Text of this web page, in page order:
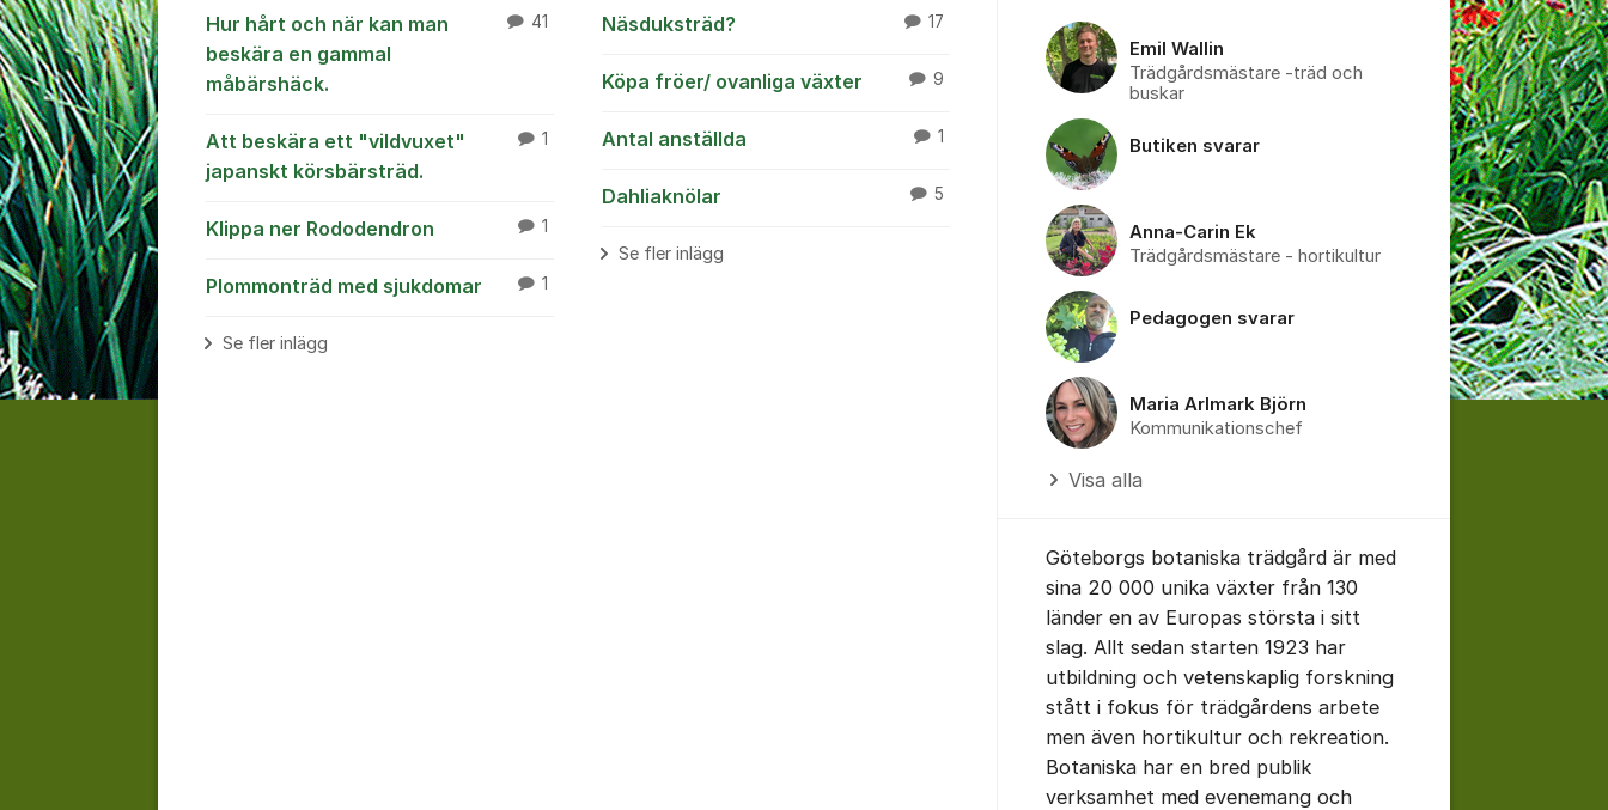
Hur hårt och när kan man
beskära en gammal
måbärshäck.
41
Att beskära ett "vildvuxet"
japanskt körsbärsträd.
1
Klippa ner Rododendron 1
Plommonträd med sjukdomar 1
Se fler inlägg
Näsduksträd? 17
Köpa fröer/ ovanliga växter 9
Antal anställda 1
Dahliaknölar 5
Se fler inlägg
Emil Wallin
Trädgårdsmästare -träd och
buskar
Butiken svarar
Anna-Carin Ek
Trädgårdsmästare - hortikultur
Pedagogen svarar
Maria Arlmark Björn
Kommunikationschef
Visa alla
Göteborgs botaniska trädgård är med
sina 20 000 unika växter från 130
länder en av Europas största i sitt
slag. Allt sedan starten 1923 har
utbildning och vetenskaplig forskning
stått i fokus för trädgårdens arbete
men även hortikultur och rekreation.
Botaniska har en bred publik
verksamhet med evenemang och